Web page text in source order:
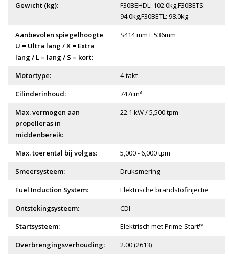
Gewicht (kg):
F30BEHDL: 102.0kg,F30BETS:
94.0kg,F30BETL: 98.0kg
Aanbevolen spiegelhoogte
U = Ultra lang / X = Extra
lang / L = lang / S = kort:
S414 mm L:536mm
Motortype:
4-takt
Cilinderinhoud:
747cm³
Max. vermogen aan
propelleras in
middenbereik:
22.1 kW / 5,500 tpm
Max. toerental bij volgas:
5,000 - 6,000 tpm
Smeersysteem:
Druksmering
Fuel Induction System:
Elektrische brandstofinjectie
Ontstekingsysteem:
CDI
Startsysteem:
Elektrisch met Prime Start™
Overbrengingsverhouding:
2.00 (2613)